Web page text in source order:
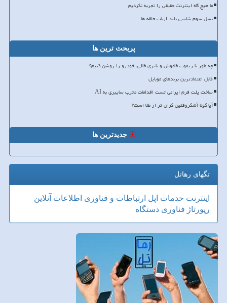
ما هیچ گاه اینترنت حقیقی را تجربه نکردیم
نسل سوم شاسی بلند ارباب حلقه ها
پربحث ترین ها
چه طور با ریموت خاموش و باتری خالی، خودرو را روشن کنیم؟
قابل اعتمادترین برندهای موبایل
ساخت پلت فرم ایرانی تست اقدامات مخرب سایبری به AI
آیا کولا آشکروفتین گران تر از طلا است؟
جدیدترین ها
تگهای رهاتل
اینترنت خدمات اپل ارتباطات و فناوری اطلاعات آنلاین
رپورتاژ فناوری دستگاه